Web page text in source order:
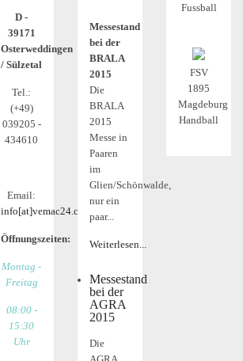
D -
39171
Osterweddingen
/ Sülzetal
Tel.:
(+49)
039205 -
434610
Email:
info[at]vemac24.com
Öffnungszeiten:
Montag -
Freitag
08:00 -
15:30
Uhr
Messestand
bei der
BRALA
2015
Die
BRALA
2015
Messe in
Paaren
im
Glien/Schönwalde,
nur ein
paar...
Weiterlesen...
Messestand
bei der
AGRA
2015
Die
Fussball
FSV
1895
Magdeburg
Handball